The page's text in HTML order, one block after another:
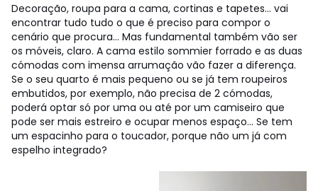
Decoração, roupa para a cama, cortinas e tapetes... vai
encontrar tudo tudo o que é preciso para compor o
cenário que procura... Mas fundamental também vão ser
os móveis, claro. A cama estilo sommier forrado e as duas
cómodas com imensa arrumação vão fazer a diferença.
Se o seu quarto é mais pequeno ou se já tem roupeiros
embutidos, por exemplo, não precisa de 2 cómodas,
poderá optar só por uma ou até por um camiseiro que
pode ser mais estreiro e ocupar menos espaço... Se tem
um espacinho para o toucador, porque não um já com
espelho integrado?